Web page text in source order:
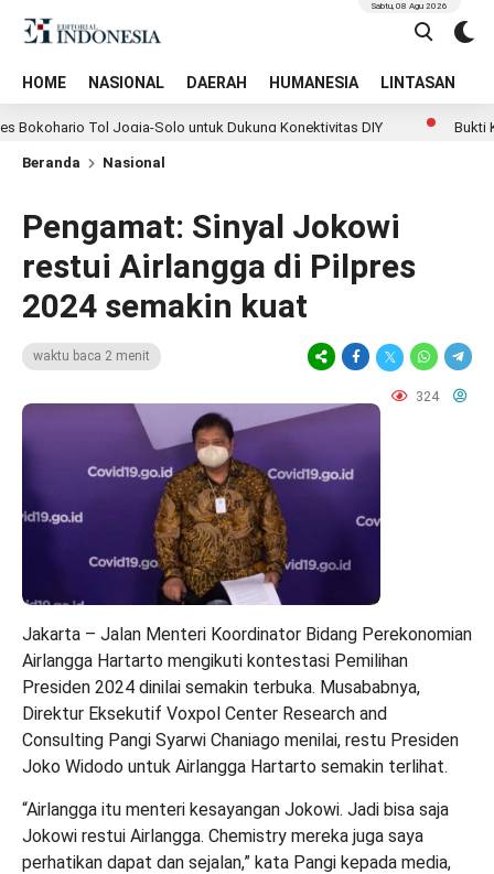
HOME NASIONAL DAERAH HUMANESIA LINTASAN
Sabtu, 08 Agu 2026
Tol Jogja-Solo untuk Dukung Konektivitas DIY Bukti
Beranda Nasional
Pengamat: Sinyal Jokowi
restui Airlangga di Pilpres
2024 semakin kuat
waktu baca 2 menit
324
Jakarta – Jalan Menteri Koordinator Bidang Perekonomian
Airlangga Hartarto mengikuti kontestasi Pemilihan
Presiden 2024 dinilai semakin terbuka. Musababnya,
Direktur Eksekutif Voxpol Center Research and
Consulting Pangi Syarwi Chaniago menilai, restu Presiden
Joko Widodo untuk Airlangga Hartarto semakin terlihat.
“Airlangga itu menteri kesayangan Jokowi. Jadi bisa saja
Jokowi restui Airlangga. Chemistry mereka juga saya
perhatikan dapat dan sejalan,” kata Pangi kepada media,